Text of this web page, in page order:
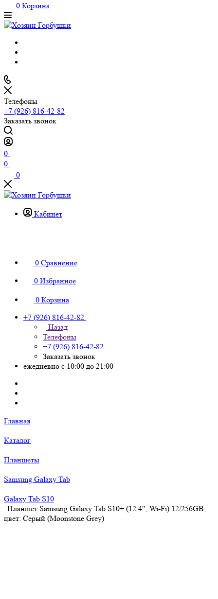
0 Корзина
Телефоны
+7 (926) 816-42-82
Заказать звонок
0
0
0
Кабинет
0 Сравнение
0 Избранное
0 Корзина
+7 (926) 816-42-82
Назад
Телефоны
+7 (926) 816-42-82
Заказать звонок
ежедневно с 10:00 до 21:00
Главная
Каталог
Планшеты
Samsung Galaxy Tab
Galaxy Tab S10
Планшет Samsung Galaxy Tab S10+ (12.4", Wi-Fi) 12/256GB,
цвет: Серый (Moonstone Grey)